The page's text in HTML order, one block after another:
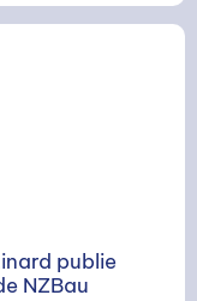
publie
NZBau